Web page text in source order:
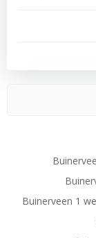
Buinerveen 1